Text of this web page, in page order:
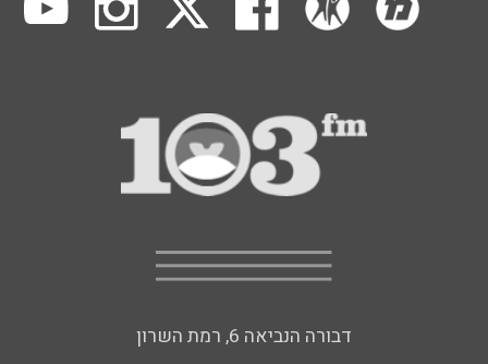
דבורה הנביאה 6, רמת השרון